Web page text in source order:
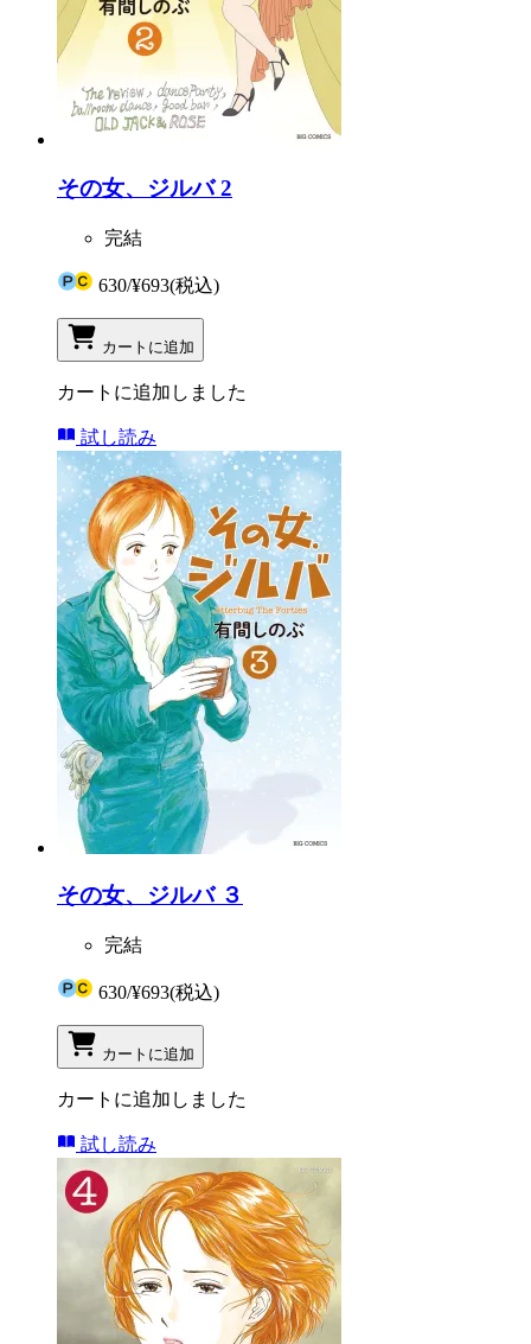
その女、ジルバ 2
完結
630/¥693(税込)
カートに追加
カートに追加しました
試し読み
その女、ジルバ ３
完結
630/¥693(税込)
カートに追加
カートに追加しました
試し読み